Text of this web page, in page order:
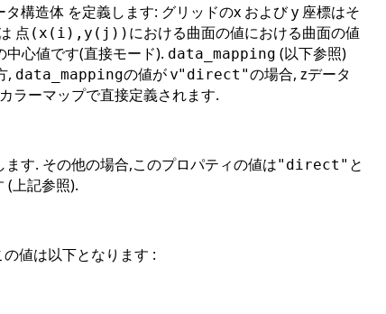
タ構造体 を定義します: グリッドのx および y 座標はそ
点 (x(i),y(j)) における曲面の値における曲面の値
心値です(直接モード). data_mapping (以下参照)
, data_mappingの値が v"direct"の場合, zデータ
ラーマップで直接定義されます.
ます. その他の場合,このプロパティの値は"direct" と
(上記参照).
値は以下となります :